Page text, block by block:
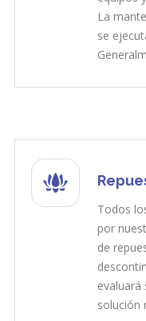
La
se
Todos
por
de
evaluará
solución